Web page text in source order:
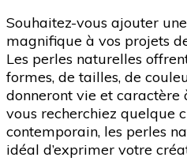
Souhaitez-vous ajouter
magnifique à vos projets
Les perles naturelles
formes, de tailles, de
donneront vie et caractère
vous recherchiez quelque
contemporain, les perles
idéal d’exprimer votre